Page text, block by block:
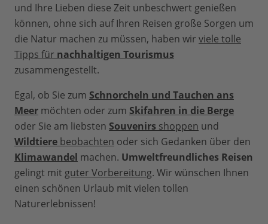
und Ihre Lieben diese Zeit unbeschwert genießen
können, ohne sich auf Ihren Reisen große Sorgen um
die Natur machen zu müssen, haben wir viele tolle
Tipps für nachhaltigen Tourismus
zusammengestellt.
Egal, ob Sie zum Schnorcheln und Tauchen ans
Meer möchten oder zum Skifahren in die Berge
oder Sie am liebsten Souvenirs shoppen und
Wildtiere beobachten oder sich Gedanken über den
Klimawandel machen. Umweltfreundliches Reisen
gelingt mit guter Vorbereitung. Wir wünschen Ihnen
einen schönen Urlaub mit vielen tollen
Naturerlebnissen!